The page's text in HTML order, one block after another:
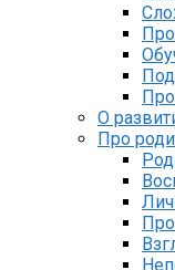
О
Про